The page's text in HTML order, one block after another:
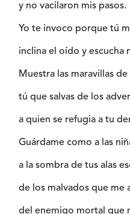
y no vacilaron mis pasos.
Yo te invoco porque tú
inclina el oído y escucha
Muestra las maravillas
tú que salvas de los
a quien se refugia a tu
Guárdame como a las
a la sombra de tus alas
de los malvados que me
del enemigo mortal que